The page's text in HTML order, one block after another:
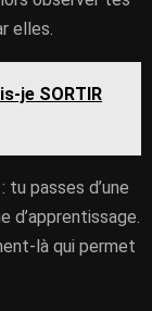
elles.
je SORTIR
tu passes d’une
d’apprentissage.
là qui permet